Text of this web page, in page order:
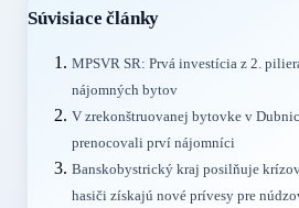
Súvisiace články
MPSVR SR: Prvá investícia z 2.
nájomných bytov
V zrekonštruovanej bytovke v
prenocovali prví nájomníci
Banskobystrický kraj posilňuje
hasiči získajú nové prívesy pre